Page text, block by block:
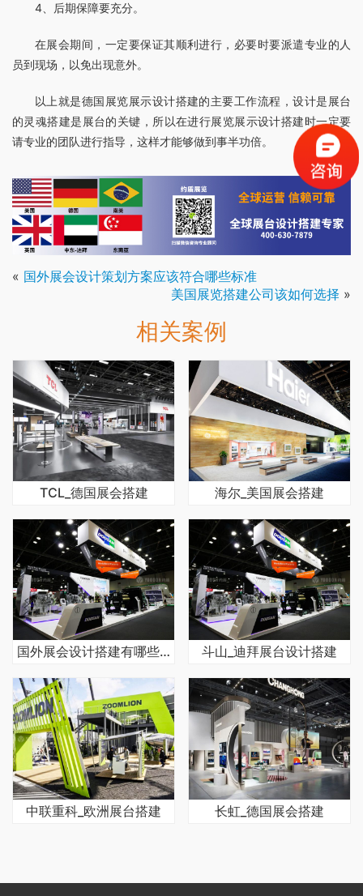
4、后期保障要充分。
在展会期间，一定要保证其顺利进行，必要时要派遣专业的人
员到现场，以免出现意外。
以上就是德国展览展示设计搭建的主要工作流程，设计是展台
的灵魂搭建是展台的关键，所以在进行展览展示设计搭建时一定要
请专业的团队进行指导，这样才能够做到事半功倍。
« 国外展会设计策划方案应该符合哪些标准
美国展览搭建公司该如何选择 »
相关案例
TCL_德国展会搭建 海尔_美国展会搭建
国外展会设计搭建有哪些具体要求 斗山_迪拜展台设计搭建
中联重科_欧洲展台搭建 长虹_德国展会搭建